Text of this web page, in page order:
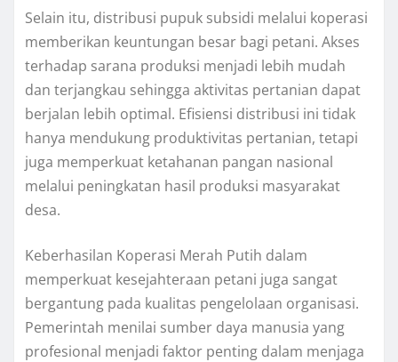
Selain itu, distribusi pupuk subsidi melalui koperasi
memberikan keuntungan besar bagi petani. Akses
terhadap sarana produksi menjadi lebih mudah
dan terjangkau sehingga aktivitas pertanian dapat
berjalan lebih optimal. Efisiensi distribusi ini tidak
hanya mendukung produktivitas pertanian, tetapi
juga memperkuat ketahanan pangan nasional
melalui peningkatan hasil produksi masyarakat
desa.
Keberhasilan Koperasi Merah Putih dalam
memperkuat kesejahteraan petani juga sangat
bergantung pada kualitas pengelolaan organisasi.
Pemerintah menilai sumber daya manusia yang
profesional menjadi faktor penting dalam menjaga